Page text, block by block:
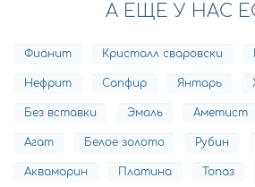
А ЕЩЕ У НАС
Фианит Кристалл сваровски
Нефрит Сапфир Янтарь
Без вставки Эмаль Аметист
Агат Белое золото Рубин
Аквамарин Платина Топаз